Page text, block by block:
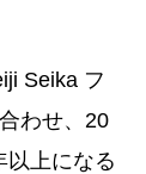
Seika フ
わせ、20
以上になる